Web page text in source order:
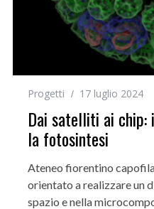
Progetti 17 luglio 2024
Dai satelliti ai
la fotosintesi
Ateneo fiorentino
orientato a realizzare un
spazio e nella